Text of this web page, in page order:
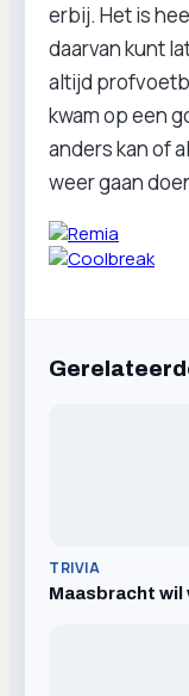
erbij. Het is
daarvan kunt
altijd
kwam op een
anders kan of
weer gaan
TRIVIA
Maasbracht